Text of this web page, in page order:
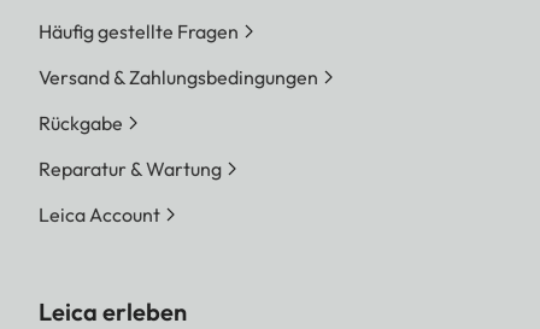
Häufig gestellte Fragen
Versand & Zahlungsbedingungen
Rückgabe
Reparatur & Wartung
Leica Account
Leica erleben